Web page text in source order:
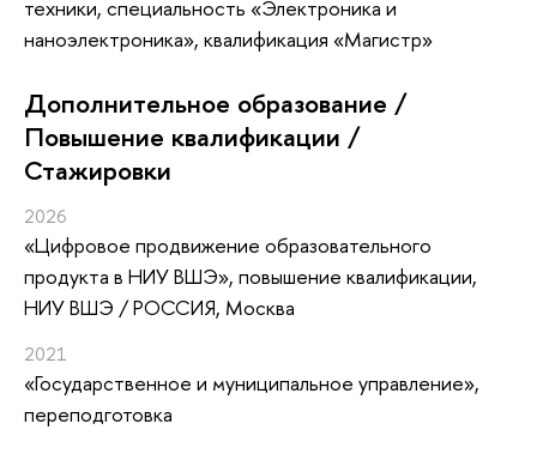
техники, специальность «Электроника и
наноэлектроника», квалификация «Магистр»
Дополнительное образование /
Повышение квалификации /
Стажировки
2026
«Цифровое продвижение образовательного
продукта в НИУ ВШЭ», повышение квалификации,
НИУ ВШЭ / РОССИЯ, Москва
2021
«Государственное и муниципальное управление»,
переподготовка